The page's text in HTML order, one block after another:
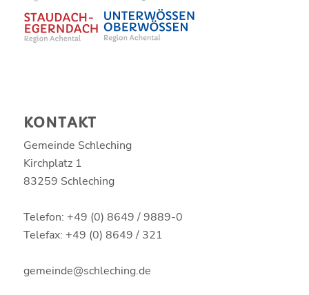
KONTAKT
Gemeinde Schleching
Kirchplatz 1
83259 Schleching
Telefon: +49 (0) 8649 / 9889-0
Telefax: +49 (0) 8649 / 321
gemeinde@schleching.de